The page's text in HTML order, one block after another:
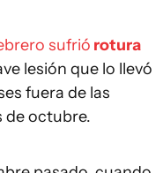
sufrió rotura
lesión que lo llevó
fuera de las
de octubre.